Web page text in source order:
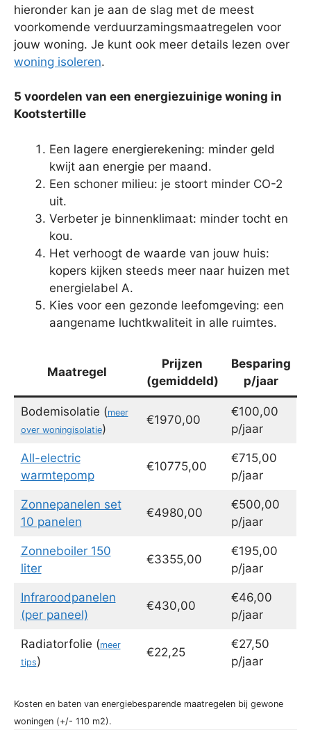
hieronder kan je aan de slag met de meest
voorkomende verduurzamingsmaatregelen voor
jouw woning. Je kunt ook meer details lezen over
woning isoleren.
5 voordelen van een energiezuinige woning in
Kootstertille
Een lagere energierekening: minder geld
kwijt aan energie per maand.
Een schoner milieu: je stoort minder CO-2
uit.
Verbeter je binnenklimaat: minder tocht en
kou.
Het verhoogt de waarde van jouw huis:
kopers kijken steeds meer naar huizen met
energielabel A.
Kies voor een gezonde leefomgeving: een
aangename luchtkwaliteit in alle ruimtes.
Maatregel
Prijzen
(gemiddeld)
Besparing
p/jaar
Bodemisolatie (meer
over woningisolatie)
€1970,00
€100,00
p/jaar
All-electric
warmtepomp
€10775,00
€715,00
p/jaar
Zonnepanelen set
10 panelen
€4980,00
€500,00
p/jaar
Zonneboiler 150
liter
€3355,00
€195,00
p/jaar
Infraroodpanelen
(per paneel)
€430,00
€46,00
p/jaar
Radiatorfolie (meer
tips)
€22,25
€27,50
p/jaar
Kosten en baten van energiebesparende maatregelen bij gewone
woningen (+/- 110 m2).